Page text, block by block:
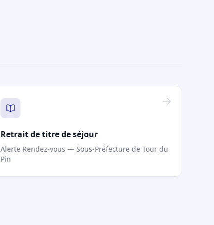
Retrait de titre de séjour
Alerte Rendez-vous — Sous-Préfecture de Tour du
Pin